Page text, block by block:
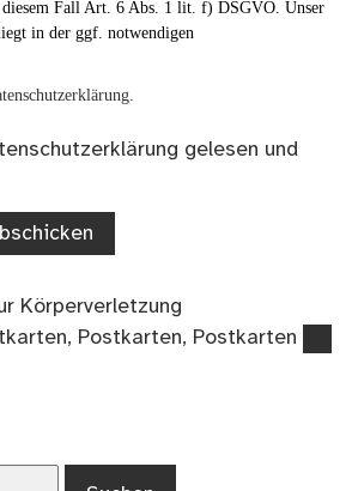
diesem Fall Art. 6 Abs. 1 lit. f) DSGVO. Unser
in der ggf. notwendigen
gelesen und
Körperverletzung
Postkarten, Postkarten